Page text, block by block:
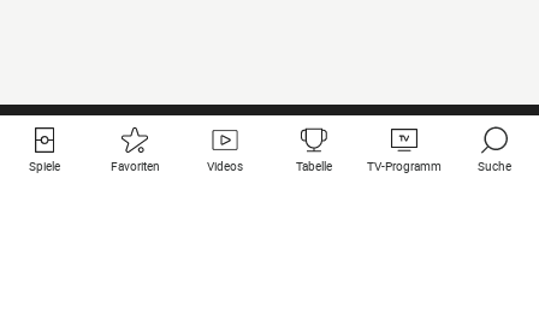
Spiele Favoriten Videos Tabelle TV-Programm Suche